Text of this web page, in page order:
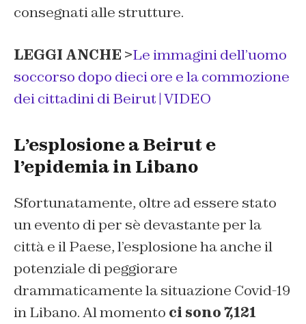
consegnati alle strutture.
LEGGI ANCHE >Le immagini dell’uomo
soccorso dopo dieci ore e la commozione
dei cittadini di Beirut |VIDEO
L’esplosione a Beirut e
l’epidemia in Libano
Sfortunatamente, oltre ad essere stato
un evento di per sè devastante per la
città e il Paese, l’esplosione ha anche il
potenziale di peggiorare
drammaticamente la situazione Covid-19
in Libano. Al momento ci sono 7,121